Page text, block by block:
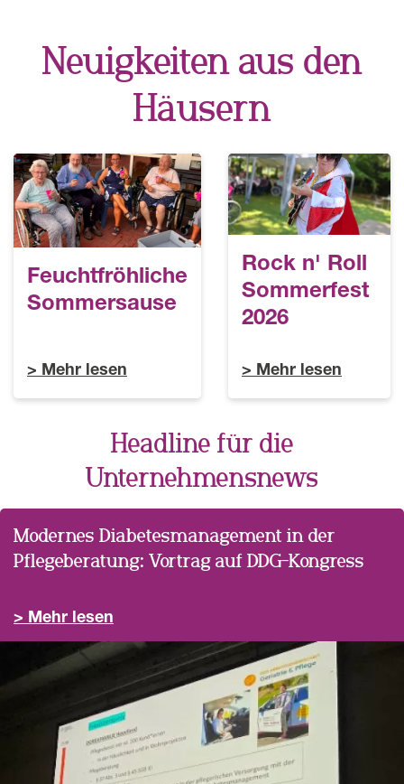
Neuigkeiten aus den
Häusern
Feuchtfröhliche
Sommersause
Mehr lesen
Rock n' Roll
Sommerfest
2026
Mehr lesen
Headline für die
Unternehmensnews
Modernes Diabetesmanagement in der
Pflegeberatung: Vortrag auf DDG-Kongress
Mehr lesen